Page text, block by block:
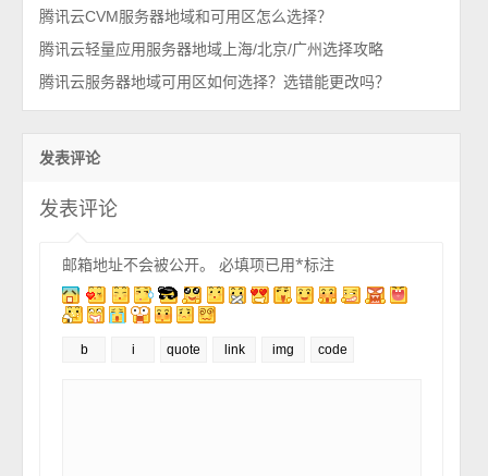
腾讯云CVM服务器地域和可用区怎么选择？
腾讯云轻量应用服务器地域上海/北京/广州选择攻略
腾讯云服务器地域可用区如何选择？选错能更改吗？
发表评论
发表评论
邮箱地址不会被公开。 必填项已用*标注